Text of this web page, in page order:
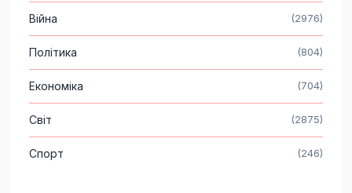
Війна (2976)
Політика (804)
Економіка (704)
Світ (2875)
Спорт (246)